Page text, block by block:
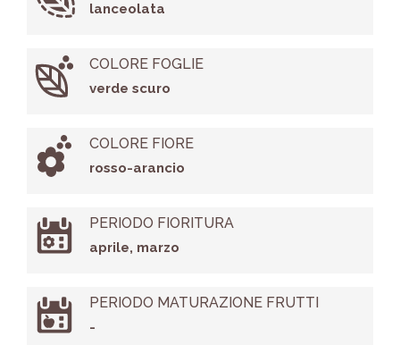
lanceolata
COLORE FOGLIE
verde scuro
COLORE FIORE
rosso-arancio
PERIODO FIORITURA
aprile, marzo
PERIODO MATURAZIONE FRUTTI
-